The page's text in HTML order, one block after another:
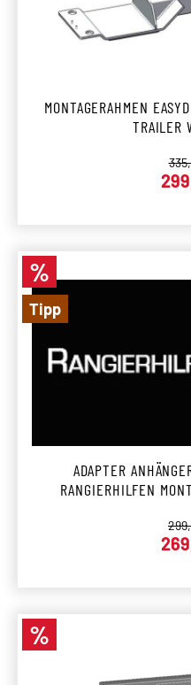
MONTAGERAHMEN
TRAILER
Rabatt
%
Tipp
ADAPTER ANHÄNGER SONDERBAU RAHMEN
RANGIERHILFEN
Rabatt
%